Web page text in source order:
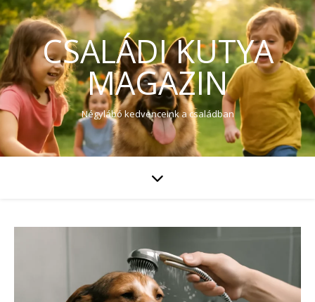
CSALÁDI KUTYA
MAGAZIN
Négylábó kedvenceink a családban